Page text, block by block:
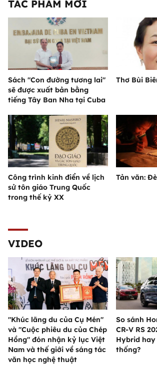
TÁC PHẨM MỚI
Sách "Con đường tương lai"
sẽ được xuất bản bằng
tiếng Tây Ban Nha tại Cuba
Thơ Bùi
Công trình kinh điển về lịch
sử tôn giáo Trung Quốc
trong thế kỷ XX
Tản văn:
VIDEO
"Khúc lãng du của Cụ Mén"
và "Cuộc phiêu du của Chép
Hồng" đón nhận kỷ lục Việt
Nam và thế giới về sáng tác
văn học nghệ thuật
So sánh
CR-V RS
Hybrid
thống?